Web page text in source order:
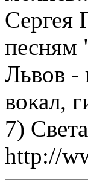
Сергея
песням
Львов -
вокал,
7)
http://